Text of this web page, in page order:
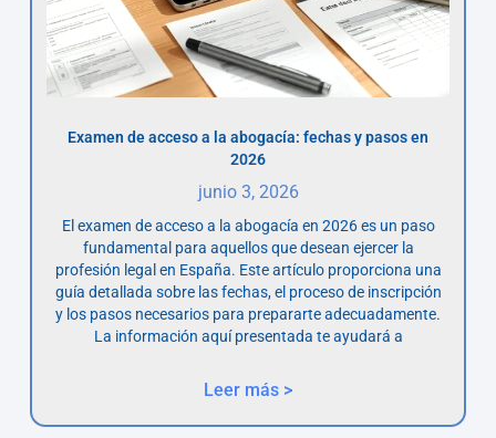
Examen de acceso a la abogacía: fechas y pasos en
2026
junio 3, 2026
El examen de acceso a la abogacía en 2026 es un paso
fundamental para aquellos que desean ejercer la
profesión legal en España. Este artículo proporciona una
guía detallada sobre las fechas, el proceso de inscripción
y los pasos necesarios para prepararte adecuadamente.
La información aquí presentada te ayudará a
Leer más >